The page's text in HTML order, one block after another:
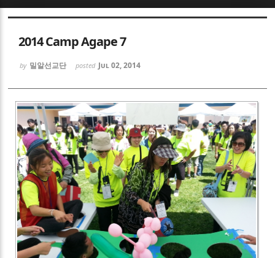
2014 Camp Agape 7
by 밀알선교단 posted Jul 02, 2014
Sketchbook5, 스케치북5
Sketchbook5, 스케치북5